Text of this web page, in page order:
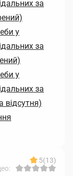
за
у
за
у
за
відсутня)
5(13)